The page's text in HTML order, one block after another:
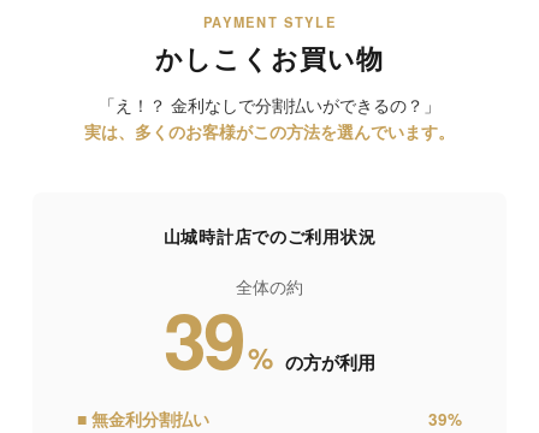
PAYMENT STYLE
かしこくお買い物
「え！？ 金利なしで分割払いができるの？」
実は、多くのお客様がこの方法を選んでいます。
山城時計店でのご利用状況
全体の約
39% の方が利用
■ 無金利分割払い 39%